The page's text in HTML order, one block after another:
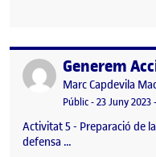
Publicat perGenerem
Publicat per
Marc Capdevila
Visibilitat:
Públic-Data de
23 Juny 2023-
Activitat 5 - Preparació de
defensa …